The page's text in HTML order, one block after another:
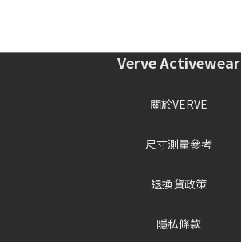
Verve Activewear
關於VERVE
尺寸測量參考
退換貨政策
隱私條款